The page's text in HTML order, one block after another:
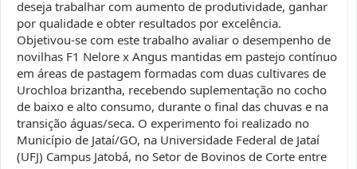
deseja trabalhar com aumento de produtividade, ganhar
por qualidade e obter resultados por excelência.
Objetivou-se com este trabalho avaliar o desempenho de
novilhas F1 Nelore x Angus mantidas em pastejo contínuo
em áreas de pastagem formadas com duas cultivares de
Urochloa brizantha, recebendo suplementação no cocho
de baixo e alto consumo, durante o final das chuvas e na
transição águas/seca. O experimento foi realizado no
Município de Jataí/GO, na Universidade Federal de Jataí
(UFJ) Campus Jatobá, no Setor de Bovinos de Corte entre